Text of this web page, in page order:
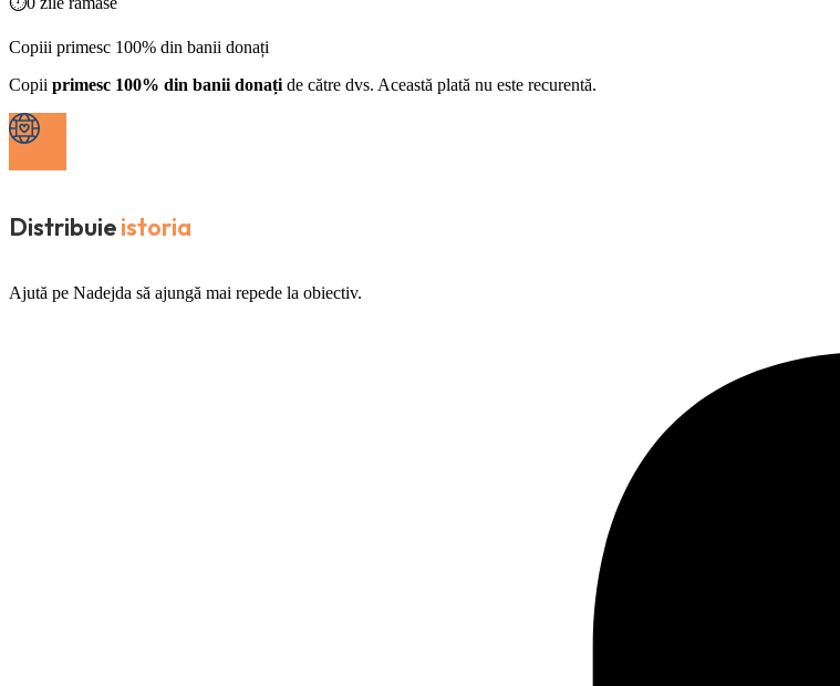
Copiii primesc 100% din banii donați
Copii primesc 100% din banii donați de către dvs. Această plată nu este recurentă.
Distribuieistoria
Ajută pe Nadejda să ajungă mai repede la obiectiv.